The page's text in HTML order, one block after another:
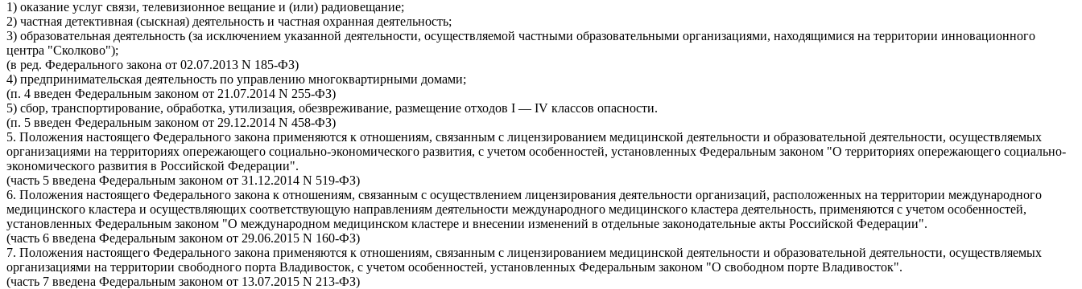
1) оказание услуг связи, телевизионное вещание и (или) радиовещание;
2) частная детективная (сыскная) деятельность и частная охранная деятельность;
3) образовательная деятельность (за исключением указанной деятельности, осуществляемой частными образовательными организациями, находящимися на территории инновационного
центра "Сколково");
(в ред. Федерального закона от 02.07.2013 N 185-ФЗ)
4) предпринимательская деятельность по управлению многоквартирными домами;
(п. 4 введен Федеральным законом от 21.07.2014 N 255-ФЗ)
5) сбор, транспортирование, обработка, утилизация, обезвреживание, размещение отходов I — IV классов опасности.
(п. 5 введен Федеральным законом от 29.12.2014 N 458-ФЗ)
5. Положения настоящего Федерального закона применяются к отношениям, связанным с лицензированием медицинской деятельности и образовательной деятельности, осуществляемых
организациями на территориях опережающего социально-экономического развития, с учетом особенностей, установленных Федеральным законом "О территориях опережающего социально-
экономического развития в Российской Федерации".
(часть 5 введена Федеральным законом от 31.12.2014 N 519-ФЗ)
6. Положения настоящего Федерального закона к отношениям, связанным с осуществлением лицензирования деятельности организаций, расположенных на территории международного
медицинского кластера и осуществляющих соответствующую направлениям деятельности международного медицинского кластера деятельность, применяются с учетом особенностей,
установленных Федеральным законом "О международном медицинском кластере и внесении изменений в отдельные законодательные акты Российской Федерации".
(часть 6 введена Федеральным законом от 29.06.2015 N 160-ФЗ)
7. Положения настоящего Федерального закона применяются к отношениям, связанным с лицензированием медицинской деятельности и образовательной деятельности, осуществляемых
организациями на территории свободного порта Владивосток, с учетом особенностей, установленных Федеральным законом "О свободном порте Владивосток".
(часть 7 введена Федеральным законом от 13.07.2015 N 213-ФЗ)